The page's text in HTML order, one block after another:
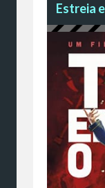
Estreia